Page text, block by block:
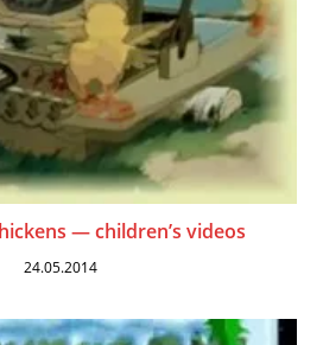
— children’s videos
24.05.2014